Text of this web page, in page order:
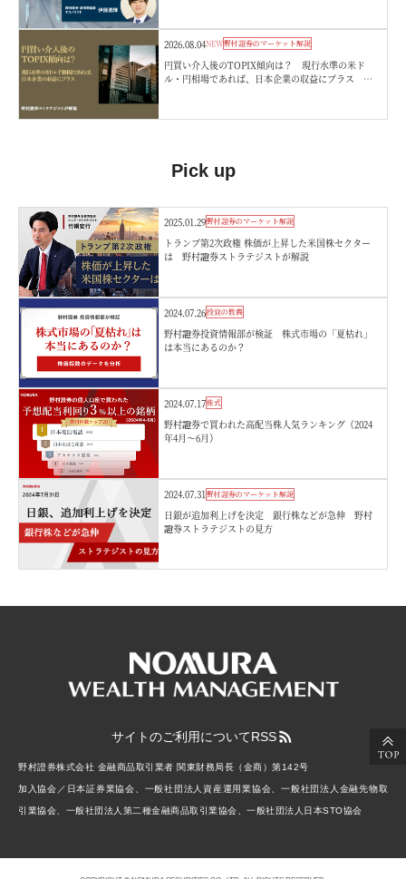
2026.08.04NEW野村證券のマーケット解説
円買い介入後のTOPIX傾向は？ 現行水準の米ド
ル・円相場であれば、日本企業の収益にプラス 野
Pick up
2025.01.29野村證券のマーケット解説
トランプ第2次政権 株価が上昇した米国株セクター
は 野村證券ストラテジストが解説
2024.07.26投資の教養
野村證券投資情報部が検証 株式市場の「夏枯れ」
は本当にあるのか？
2024.07.17株式
野村證券で買われた高配当株人気ランキング（2024
年4月～6月）
2024.07.31野村證券のマーケット解説
日銀が追加利上げを決定 銀行株などが急伸 野村
證券ストラテジストの見方
サイトのご利用についてRSS
野村證券株式会社 金融商品取引業者 関東財務局長（金商）第142号
加入協会／日本証券業協会、一般社団法人資産運用業協会、一般社団法人金融先物取
引業協会、一般社団法人第二種金融商品取引業協会、一般社団法人日本STO協会